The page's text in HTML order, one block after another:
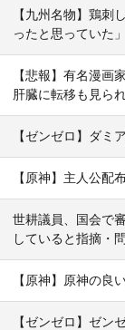
【九州名物】鶏
ったと思っていた」
【悲報】有名漫画
肝臓に転移も見ら
【ゼンゼロ】ダミ
【原神】主人公配
世耕議員、国会で
していると指摘・
【原神】原神の良
【ゼンゼロ】ゼン